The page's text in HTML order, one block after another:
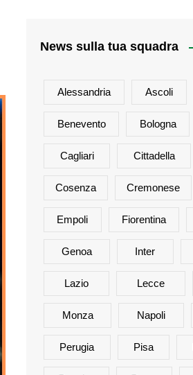
News sulla tua squadra
Alessandria Ascoli
Benevento Bologna
Cagliari Cittadella
Cosenza Cremonese
Empoli Fiorentina
Genoa Inter
Lazio Lecce
Monza Napoli
Perugia Pisa